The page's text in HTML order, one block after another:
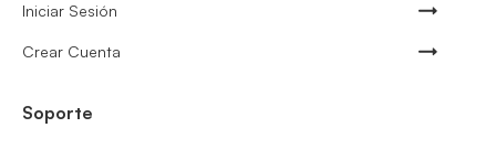
Iniciar Sesión
Crear Cuenta
Soporte